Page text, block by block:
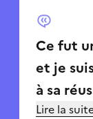
Ce fut
et je
à sa
Lire la